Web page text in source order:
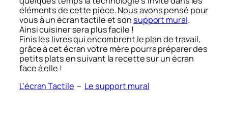
éléments de cette pièce. Nous avons pensé pour
vous à un écran tactile et son support mural.
Ainsi cuisiner sera plus facile !
Finis les livres qui encombrent le plan de travail,
grâce à cet écran votre mère pourra préparer des
petits plats en suivant la recette sur un écran
face à elle !
L’écran Tactile – Le support mural